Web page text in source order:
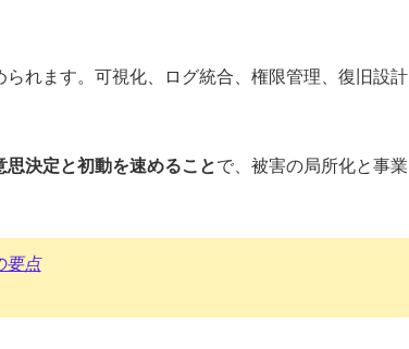
られます。可視化、ログ統合、権限管理、復旧設計
決定と初動を速めることで、被害の局所化と事業
要点